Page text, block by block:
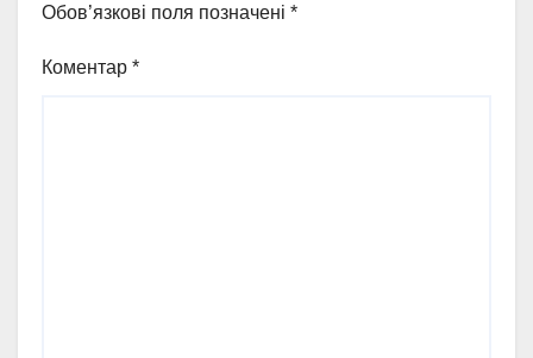
Обов’язкові поля позначені *
Коментар *